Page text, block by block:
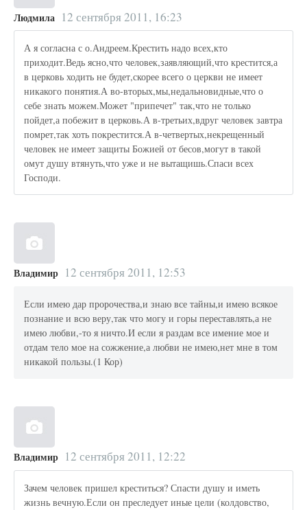
Людмила 12 сентября 2011, 16:23
А я согласна с о.Андреем.Крестить надо всех,кто
приходит.Ведь ясно,что человек,заявляющий,что крестится,а
в церковь ходить не будет,скорее всего о церкви не имеет
никакого понятия.А во-вторых,мы,недальновидные,что о
себе знать можем.Может "припечет" так,что не только
пойдет,а побежит в церковь.А в-третьих,вдруг человек завтра
помрет,так хоть покрестится.А в-четвертых,некрещенный
человек не имеет защиты Божией от бесов,могут в такой
омут душу втянуть,что уже и не вытащишь.Спаси всех
Господи.
Владимир 12 сентября 2011, 12:53
Если имею дар пророчества,и знаю все тайны,и имею всякое
познание и всю веру,так что могу и горы переставлять,а не
имею любви,-то я ничто.И если я раздам все имение мое и
отдам тело мое на сожжение,а любви не имею,нет мне в том
никакой пользы.(1 Кор)
Владимир 12 сентября 2011, 12:22
Зачем человек пришел креститься? Спасти душу и иметь
жизнь вечную.Если он преследует иные цели (колдовство,